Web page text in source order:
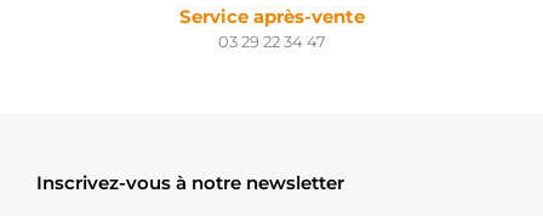
Service après-vente
03 29 22 34 47
Inscrivez-vous à notre newsletter